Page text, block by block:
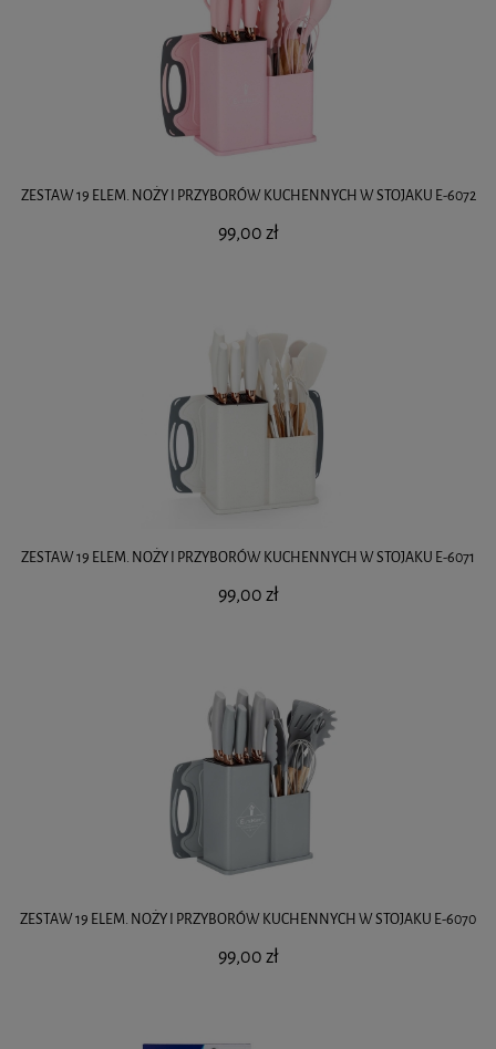
ZESTAW 19 ELEM. NOŻY I PRZYBORÓW KUCHENNYCH W STOJAKU E-6072
99,00 zł
ZESTAW 19 ELEM. NOŻY I PRZYBORÓW KUCHENNYCH W STOJAKU E-6071
99,00 zł
ZESTAW 19 ELEM. NOŻY I PRZYBORÓW KUCHENNYCH W STOJAKU E-6070
99,00 zł